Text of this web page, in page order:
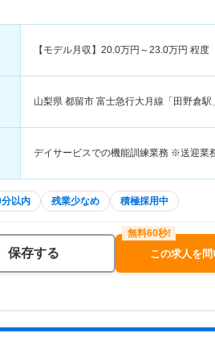
【モデル月収】 20.0万円～23.0万円 程度
山梨県 都留市 富士急行大月線「田野倉駅
デイサービスでの機能訓練業務 ※送迎業
以内 残業少なめ 積極採用中
保存する この求人を